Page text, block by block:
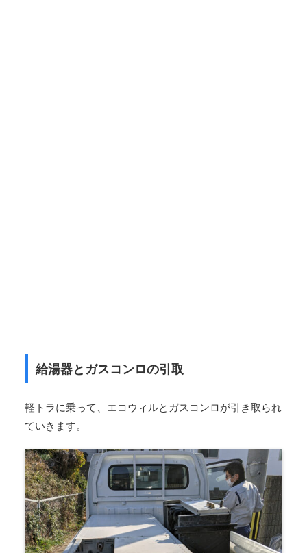
給湯器とガスコンロの引取
軽トラに乗って、エコウィルとガスコンロが引き取られ
ていきます。